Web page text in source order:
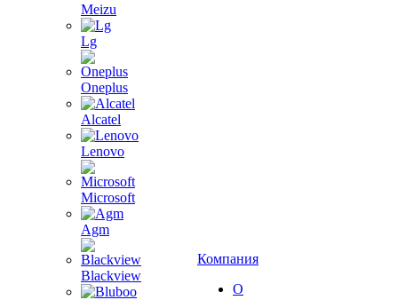
Meizu
Lg
Oneplus
Alcatel
Lenovo
Microsoft
Agm
Blackview
Компания
О